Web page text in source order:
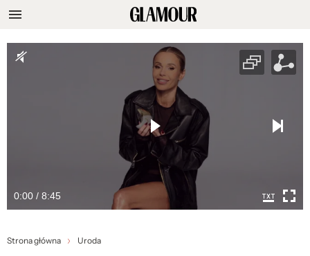
0:00 / 8:45
Strona główna Uroda